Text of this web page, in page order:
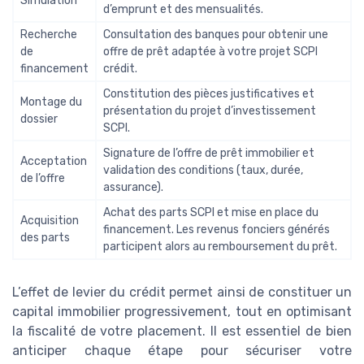
d’emprunt et des mensualités.
Recherche
de
financement
Consultation des banques pour obtenir une
offre de prêt adaptée à votre projet SCPI
crédit.
Montage du
dossier
Constitution des pièces justificatives et
présentation du projet d’investissement
SCPI.
Acceptation
de l’offre
Signature de l’offre de prêt immobilier et
validation des conditions (taux, durée,
assurance).
Acquisition
des parts
Achat des parts SCPI et mise en place du
financement. Les revenus fonciers générés
participent alors au remboursement du prêt.
L’effet de levier du crédit permet ainsi de constituer un
capital immobilier progressivement, tout en optimisant
la fiscalité de votre placement. Il est essentiel de bien
anticiper chaque étape pour sécuriser votre